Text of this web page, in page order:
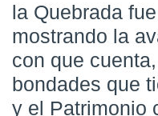
la Quebrada
mostrando la
con que
bondades que
y el Patrimonio